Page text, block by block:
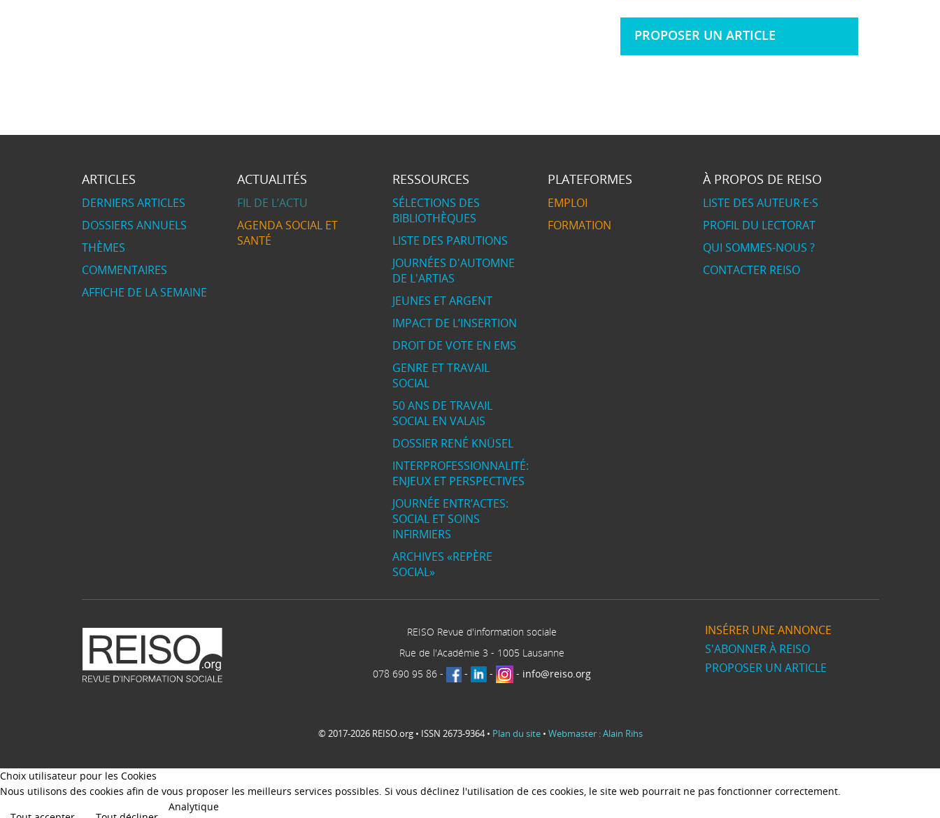
PROPOSER UN ARTICLE
ARTICLES
DERNIERS ARTICLES
DOSSIERS ANNUELS
THÈMES
COMMENTAIRES
AFFICHE DE LA SEMAINE
ACTUALITÉS
FIL DE L’ACTU
AGENDA SOCIAL ET
SANTÉ
RESSOURCES
SÉLECTIONS DES
BIBLIOTHÈQUES
LISTE DES PARUTIONS
JOURNÉES D'AUTOMNE
DE L'ARTIAS
JEUNES ET ARGENT
IMPACT DE L’INSERTION
DROIT DE VOTE EN EMS
GENRE ET TRAVAIL
SOCIAL
50 ANS DE TRAVAIL
SOCIAL EN VALAIS
DOSSIER RENÉ KNÜSEL
INTERPROFESSIONNALITÉ:
ENJEUX ET PERSPECTIVES
JOURNÉE ENTR’ACTES:
SOCIAL ET SOINS
INFIRMIERS
ARCHIVES «REPÈRE
SOCIAL»
PLATEFORMES
EMPLOI
FORMATION
À PROPOS DE REISO
LISTE DES AUTEUR·E·S
PROFIL DU LECTORAT
QUI SOMMES-NOUS ?
CONTACTER REISO
REISO Revue d'information sociale
Rue de l'Académie 3 - 1005 Lausanne
078 690 95 86 - - - - info@reiso.org
INSÉRER UNE ANNONCE
S'ABONNER À REISO
PROPOSER UN ARTICLE
© 2017-2026 REISO.org • ISSN 2673-9364 • Plan du site • Webmaster : Alain Rihs
Choix utilisateur pour les Cookies
Nous utilisons des cookies afin de vous proposer les meilleurs services possibles. Si vous déclinez l'utilisation de ces cookies, le site web pourrait ne pas fonctionner correctement.
Analytique